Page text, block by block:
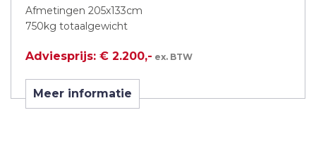
Afmetingen 205x133cm
750kg totaalgewicht
Adviesprijs: € 2.200,- ex. BTW
Meer informatie